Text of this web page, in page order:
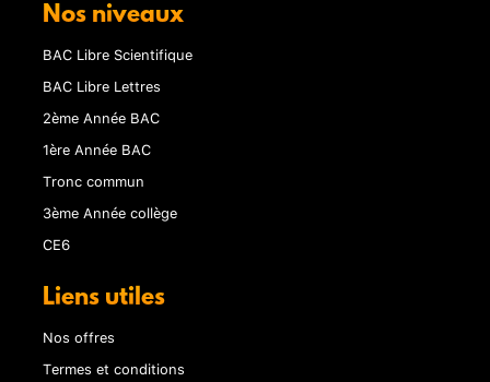
Nos niveaux
BAC Libre Scientifique
BAC Libre Lettres
2ème Année BAC
1ère Année BAC
Tronc commun
3ème Année collège
CE6
Liens utiles
Nos offres
Termes et conditions